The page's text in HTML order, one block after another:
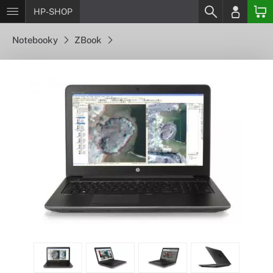
HP-SHOP
Notebooky ZBook